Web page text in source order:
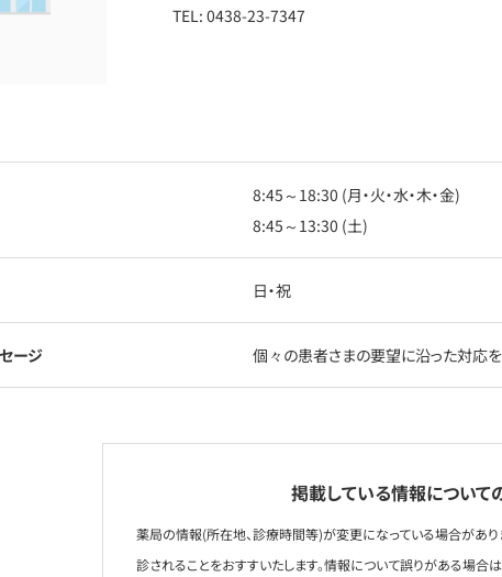
TEL: 0438-23-7347
8:45～18:30 (月・火・水・木・金)
8:45～13:30 (土)
日・祝
ージ 個々の患者さまの要望に沿った対応
掲載している情報について
薬局の情報(所在地、診療時間等)が変更になっている場合があり
診されることをおすすいたします。情報について誤りがある場合